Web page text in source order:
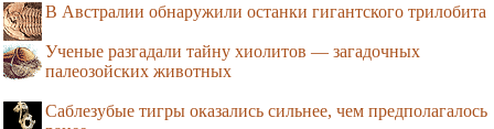
В Австралии обнаружили останки гигантского трилобита
Ученые разгадали тайну хиолитов — загадочных
палеозойских животных
Саблезубые тигры оказались сильнее, чем предполагалось